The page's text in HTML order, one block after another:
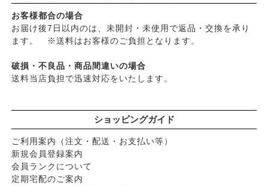
お客様都合の場合
お届け後7日以内のは、未開封・未使用で返品・交換を承り
ます。 ※送料はお客様のご負担となります。
破損・不良品・商品間違いの場合
送料当店負担で迅速対応をいたします。
ショッピングガイド
ご利用案内（注文・配送・お支払い等）
新規会員登録案内
会員ランクについて
定期宅配のご案内